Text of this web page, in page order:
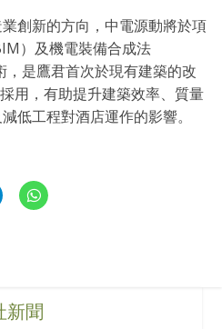
創新的方向，中電源動將於項
）及機電裝備合成法
，是鷹君首次於現有建築的改
用，有助提升建築效率、質量
低工程對酒店運作的影響。
新聞